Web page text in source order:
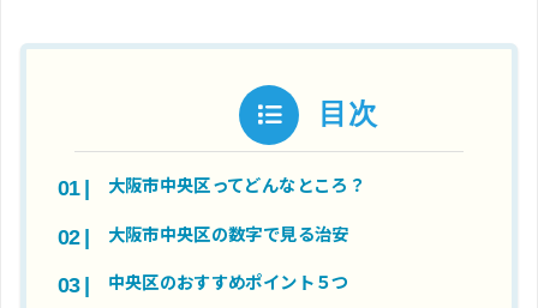
目次
大阪市中央区ってどんなところ？
大阪市中央区の数字で見る治安
中央区のおすすめポイント５つ